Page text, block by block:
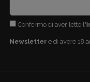
Confermo di aver letto l'
Newsletter e di avere 18